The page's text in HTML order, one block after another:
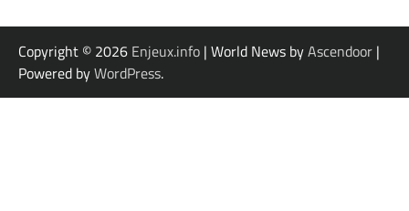
Copyright © 2026 Enjeux.info | World News byAscendoor |
Powered byWordPress.